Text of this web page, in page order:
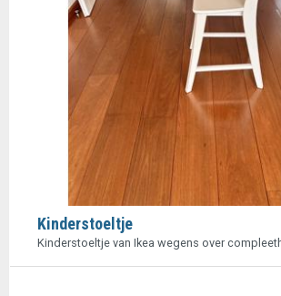
Kinderstoeltje
Kinderstoeltje van Ikea wegens over